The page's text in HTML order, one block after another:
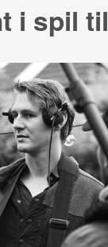
i spil